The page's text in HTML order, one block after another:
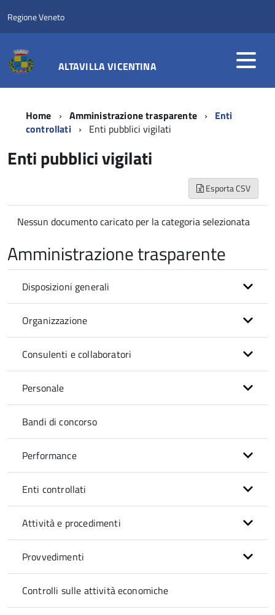
Regione Veneto
ALTAVILLA VICENTINA
Home Amministrazione trasparente
Enti
controllati
Enti pubblici vigilati
Enti pubblici vigilati
Esporta CSV
Nessun documento caricato per la categoria selezionata
Amministrazione trasparente
Disposizioni generali
Organizzazione
Consulenti e collaboratori
Personale
Bandi di concorso
Performance
Enti controllati
Attività e procedimenti
Provvedimenti
Controlli sulle attività economiche